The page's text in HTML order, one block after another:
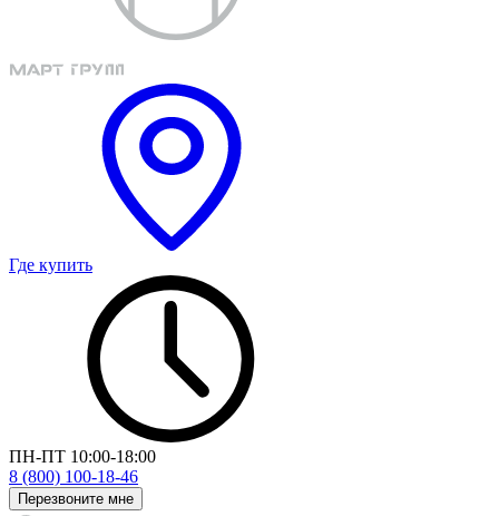
Где купить
ПН-ПТ 10:00-18:00
8 (800) 100-18-46
Перезвоните мне